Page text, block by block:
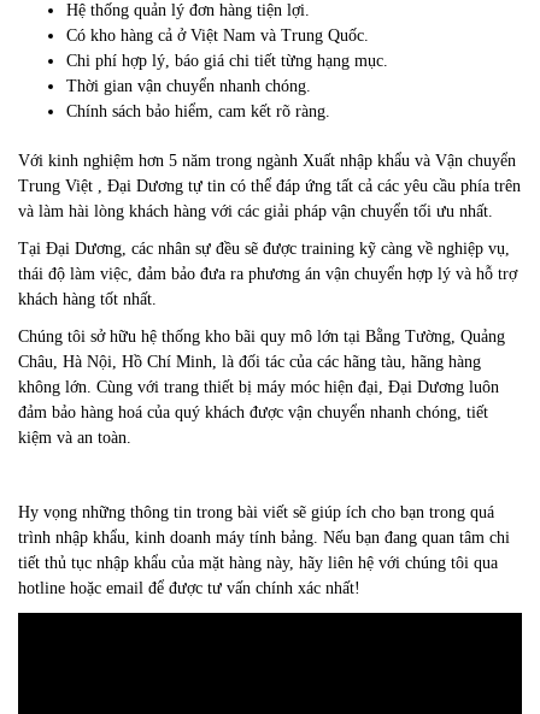
Hệ thống quản lý đơn hàng tiện lợi.
Có kho hàng cả ở Việt Nam và Trung Quốc.
Chi phí hợp lý, báo giá chi tiết từng hạng mục.
Thời gian vận chuyển nhanh chóng.
Chính sách bảo hiểm, cam kết rõ ràng.
Với kinh nghiệm hơn 5 năm trong ngành Xuất nhập khẩu và Vận chuyển
Trung Việt , Đại Dương tự tin có thể đáp ứng tất cả các yêu cầu phía trên
và làm hài lòng khách hàng với các giải pháp vận chuyển tối ưu nhất.
Tại Đại Dương, các nhân sự đều sẽ được training kỹ càng về nghiệp vụ,
thái độ làm việc, đảm bảo đưa ra phương án vận chuyển hợp lý và hỗ trợ
khách hàng tốt nhất.
Chúng tôi sở hữu hệ thống kho bãi quy mô lớn tại Bằng Tường, Quảng
Châu, Hà Nội, Hồ Chí Minh, là đối tác của các hãng tàu, hãng hàng
không lớn. Cùng với trang thiết bị máy móc hiện đại, Đại Dương luôn
đảm bảo hàng hoá của quý khách được vận chuyển nhanh chóng, tiết
kiệm và an toàn.
Hy vọng những thông tin trong bài viết sẽ giúp ích cho bạn trong quá
trình nhập khẩu, kinh doanh máy tính bảng. Nếu bạn đang quan tâm chi
tiết thủ tục nhập khẩu của mặt hàng này, hãy liên hệ với chúng tôi qua
hotline hoặc email để được tư vấn chính xác nhất!